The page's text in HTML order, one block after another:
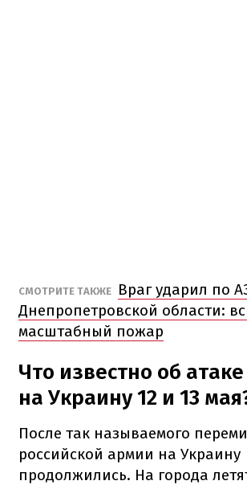
СМОТРИТЕ ТАКЖЕ
Враг ударил по
Днепропетровской области:
масштабный пожар
Что известно об
на Украину 12 и 13
После так называемого
российской армии на Украину
продолжились. На города